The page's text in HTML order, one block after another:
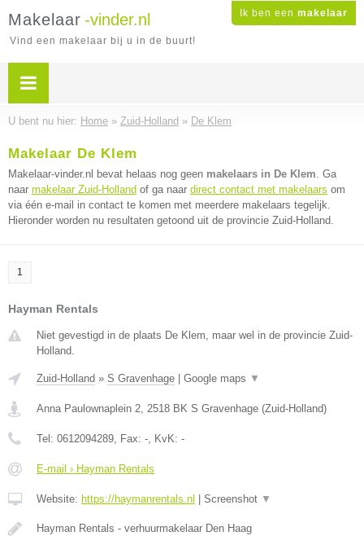
Ik ben een makelaar
Makelaar -vinder.nl
Vind een makelaar bij u in de buurt!
U bent nu hier: Home » Zuid-Holland » De Klem
Makelaar De Klem
Makelaar-vinder.nl bevat helaas nog geen makelaars in De Klem. Ga
naar makelaar Zuid-Holland of ga naar direct contact met makelaars om
via één e-mail in contact te komen met meerdere makelaars tegelijk.
Hieronder worden nu resultaten getoond uit de provincie Zuid-Holland.
1
Hayman Rentals
Niet gevestigd in de plaats De Klem, maar wel in de provincie Zuid-
Holland.
Zuid-Holland » S Gravenhage Google maps ▼
Anna Paulownaplein 2, 2518 BK S Gravenhage (Zuid-Holland)
Tel: 0612094289, Fax: -, KvK: -
E-mail › Hayman Rentals
Website: https://haymanrentals.nl Screenshot ▼
Hayman Rentals - verhuurmakelaar Den Haag